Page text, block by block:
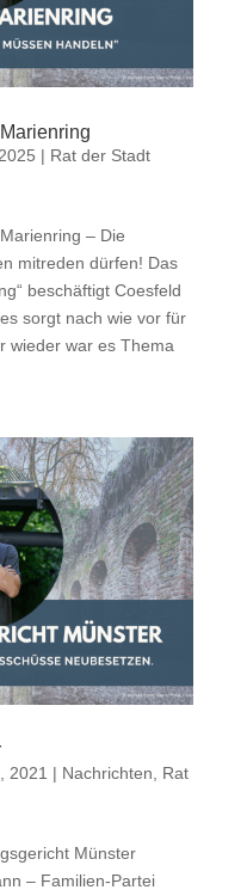
| Rat der Stadt
– Die
mitreden dürfen! Das
beschäftigt Coesfeld
sorgt nach wie vor für
wieder war es Thema
2021 | Nachrichten
Rat
Münster
– Familien-Partei